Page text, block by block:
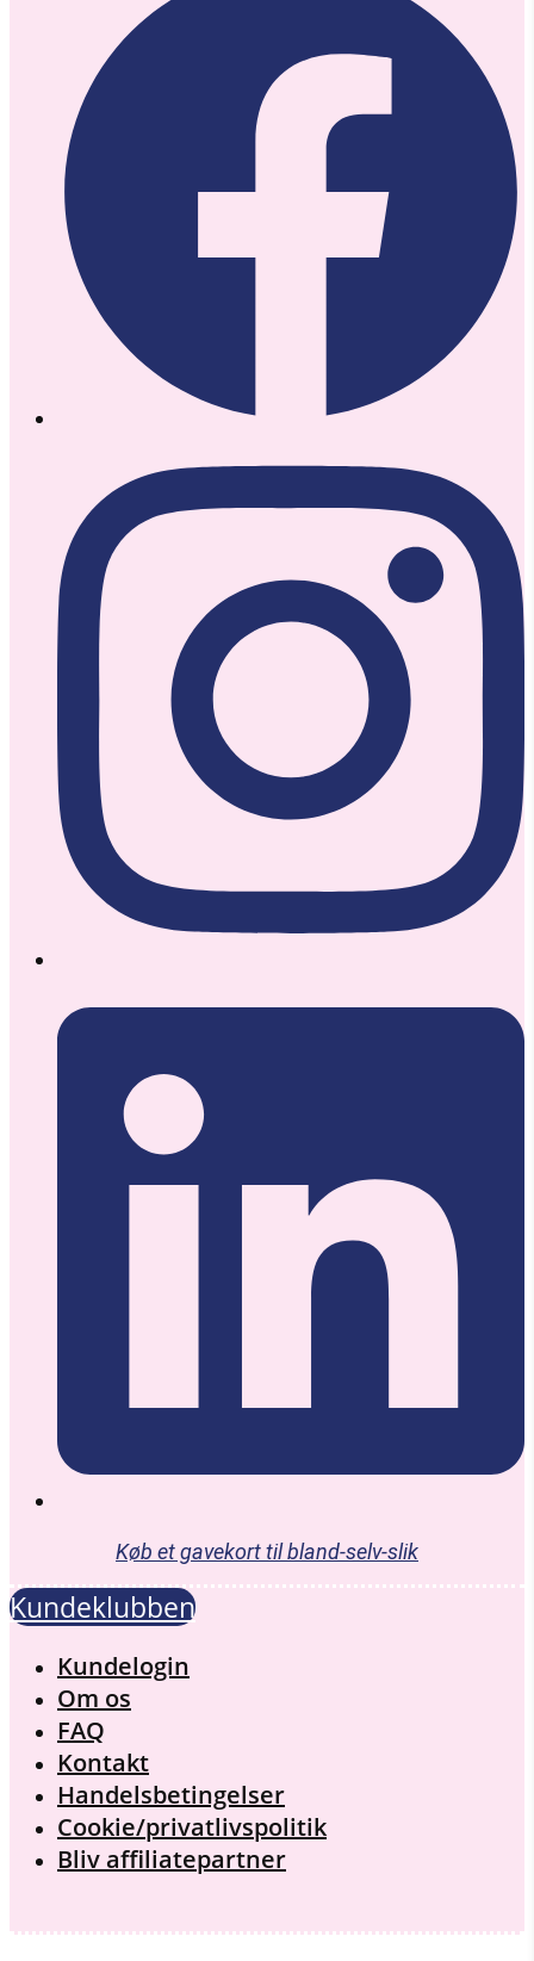
Køb et gavekort til bland-selv-slik
Kundeklubben
MenuKundelogin
Om os
FAQ
Kontakt
Handelsbetingelser
Cookie/privatlivspolitik
Bliv affiliatepartner